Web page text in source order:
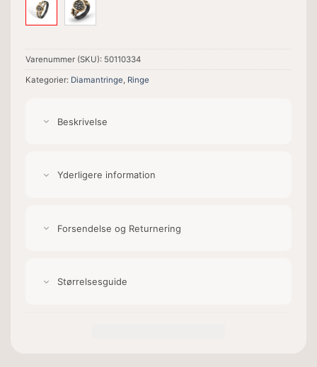
Varenummer (SKU): 50110334
Kategorier: Diamantringe, Ringe
Beskrivelse
Yderligere information
Forsendelse og Returnering
Størrelsesguide